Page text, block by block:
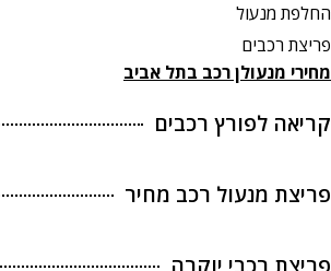
החלפת מנעול
פריצת רכבים
מחירי מנעולן רכב בתל אביב
קריאה לפורץ רכבים
פריצת מנעול רכב מחיר